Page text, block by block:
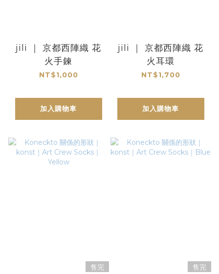
jili ｜ 京都西陣織 花
火手鍊
NT$1,000
加入購物車
jili ｜ 京都西陣織 花
火耳環
NT$1,700
加入購物車
售完 售完